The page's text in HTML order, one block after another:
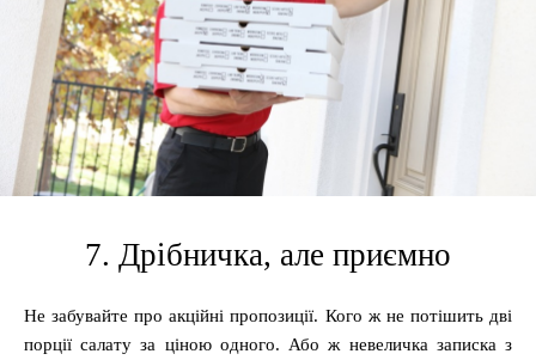
7. Дрібничка, але приємно
Не забувайте про акційні пропозиції. Кого ж не потішить дві
порції салату за ціною одного. Або ж невеличка записка з